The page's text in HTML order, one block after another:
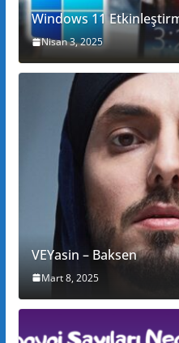
Windows 11
Nisan 3, 2025
VEYasin – Baksen
Mart 8, 2025